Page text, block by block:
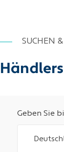
SUCHEN
Geben Sie